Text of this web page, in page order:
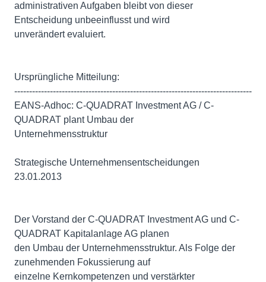
administrativen Aufgaben bleibt von dieser
Entscheidung unbeeinflusst und wird
unverändert evaluiert.
Ursprüngliche Mitteilung:
--------------------------------------------------------------------------------
EANS-Adhoc: C-QUADRAT Investment AG / C-
QUADRAT plant Umbau der
Unternehmensstruktur
Strategische Unternehmensentscheidungen
23.01.2013
Der Vorstand der C-QUADRAT Investment AG und C-
QUADRAT Kapitalanlage AG planen
den Umbau der Unternehmensstruktur. Als Folge der
zunehmenden Fokussierung auf
einzelne Kernkompetenzen und verstärkter